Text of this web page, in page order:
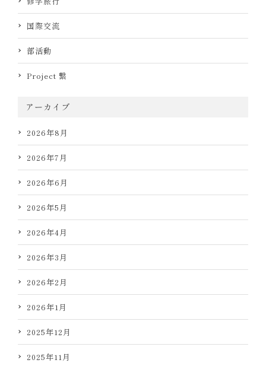
国際交流
部活動
Project 繋
アーカイブ
2026年8月
2026年7月
2026年6月
2026年5月
2026年4月
2026年3月
2026年2月
2026年1月
2025年12月
2025年11月